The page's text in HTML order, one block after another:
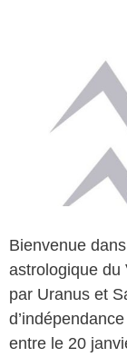
Bienvenue
astrologique du
par Uranus et
entre le 20